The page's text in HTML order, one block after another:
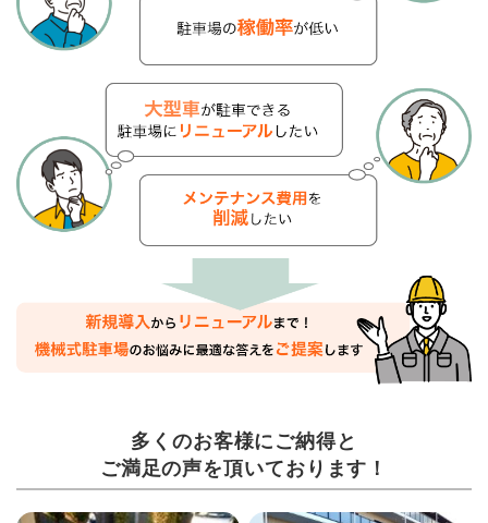
多くのお客様にご納得と
ご満足の声を頂いております！